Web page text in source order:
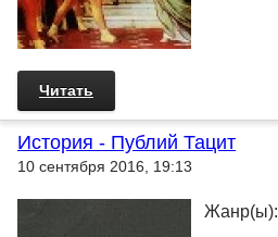
Читать
История - Публий Тацит
10 сентября 2016, 19:13
Жанр(ы):